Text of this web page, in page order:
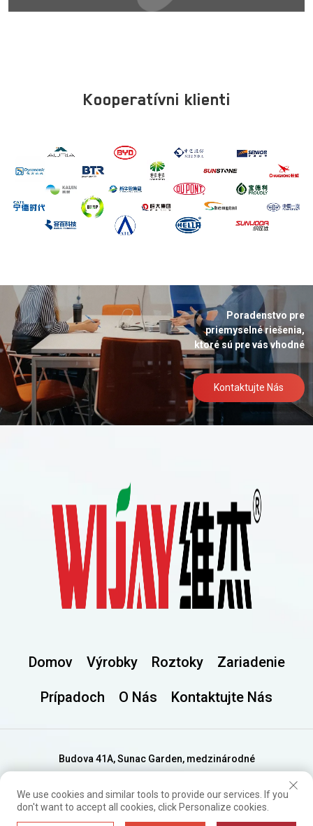
Kooperatívni klienti
Poradenstvo pre
priemyselné riešenia,
ktoré sú pre vás vhodné
Kontaktujte Nás
Domov Výrobky Roztoky Zariadenie
Prípadoch O Nás Kontaktujte Nás
Budova 41A, Sunac Garden, medzinárodné
provincia Guangdong
We use cookies and similar tools to provide our services. If you
don't want to accept all cookies, click Personalize cookies.